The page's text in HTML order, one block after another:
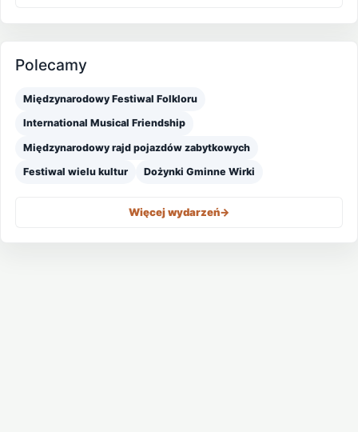
Polecamy
Międzynarodowy Festiwal Folkloru
International Musical Friendship
Międzynarodowy rajd pojazdów zabytkowych
Festiwal wielu kultur Dożynki Gminne Wirki
Więcej wydarzeń->